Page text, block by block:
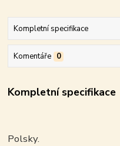
Kompletní specifikace
Komentáře 0
Kompletní specifikace
Polsky.